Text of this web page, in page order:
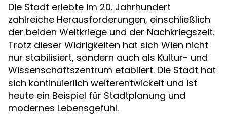
Die Stadt erlebte im 20. Jahrhundert
zahlreiche Herausforderungen, einschließlich
der beiden Weltkriege und der Nachkriegszeit.
Trotz dieser Widrigkeiten hat sich Wien nicht
nur stabilisiert, sondern auch als Kultur- und
Wissenschaftszentrum etabliert. Die Stadt hat
sich kontinuierlich weiterentwickelt und ist
heute ein Beispiel für Stadtplanung und
modernes Lebensgefühl.